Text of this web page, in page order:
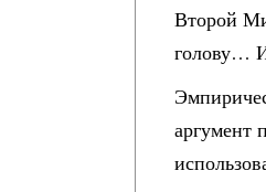
Второй
голову…
аргумент